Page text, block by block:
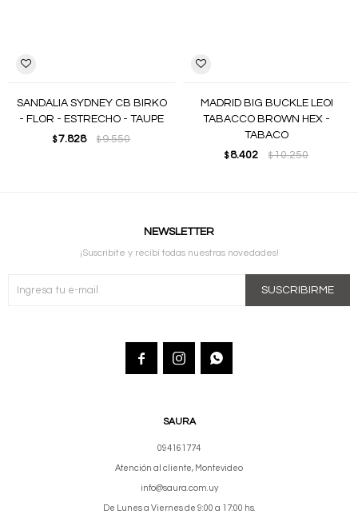
SANDALIA SYDNEY CB BIRKO
- FLOR - ESTRECHO - TAUPE
$7.828 $9.550
MADRID BIG BUCKLE LEOI
TABACCO BROWN HEX -
TABACO
$ 8.402 $10.250
SAURA
094161774
Atención al cliente, Montevideo
info@saura.com.uy
De Lunes a Viernes de 9:00 a 17:00 hs.
NEWSLETTER
¡Suscribite y recibí todas nuestras novedades!
SUSCRIBIRME
  